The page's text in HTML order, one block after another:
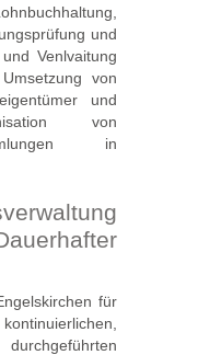
und
Venlvaitung
von
und
von
in
für